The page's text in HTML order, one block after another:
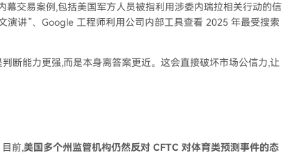
交易案例,包括美国军方人员被指利用涉委内瑞拉相关行动的信
演讲”、Google 工程师利用公司内部工具查看 2025 年最受搜索
断能力更强,而是本身离答案更近。这会直接破坏市场公信力,让
前,美国多个州监管机构仍然反对 CFTC 对体育类预测事件的态